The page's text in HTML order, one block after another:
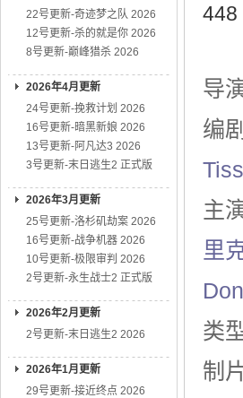
22号更新-奇迹梦之队 2026
12号更新-杀的就是你 2026
8号更新-巅峰猎杀 2026
2026年4月更新
24号更新-挽救计划 2026
16号更新-暗黑新娘 2026
13号更新-阿凡达3 2026
3号更新-末日逃生2 正式版
2026年3月更新
25号更新-洛杉矶劫案 2026
16号更新-战争机器 2026
10号更新-极限审判 2026
2号更新-永生战士2 正式版
2026年2月更新
2号更新-末日逃生2 2026
2026年1月更新
29号更新-接近终点 2026
448
导
编剧
主
里
类
制